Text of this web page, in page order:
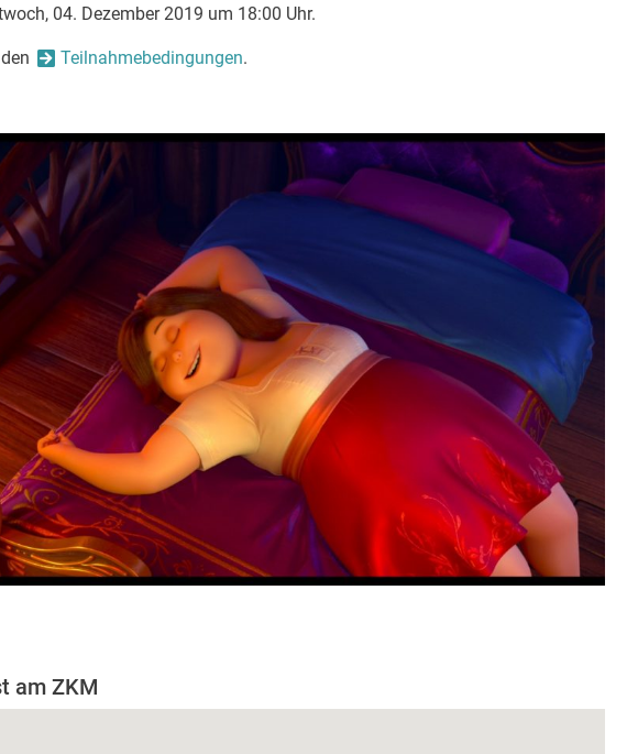
04. Dezember 2019 um 18:00 Uhr.
Teilnahmebedingungen.
am ZKM